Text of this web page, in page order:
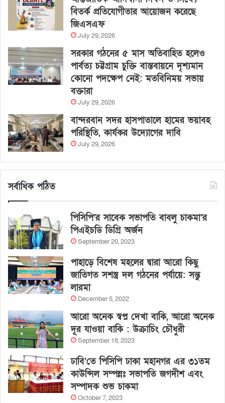
বিতর্ক প্রতিযোগীতার আয়োজন করেছে
জিএসএফ
July 29, 2026
সরকার গঠনের ৫ মাস অতিবাহিত হলেও
পার্বত্য চট্টগ্রাম চুক্তি বাস্তবায়নে দৃশ্যমান
কোনো পদক্ষেপ নেই: মতবিনিময় সভায়
বক্তারা
July 29, 2026
বান্দরবান সদর হাসপাতালে হামের ভয়াবহ
পরিস্থিতি, কার্যকর উদ্যোগের দাবি
July 29, 2026
সর্বাধিক পঠিত
পিসিপি’র সাবেক সভাপতি বাবলু চাকমা’র
পিএইচডি ডিগ্রি অর্জন
September 20, 2023
পাহাড়ে বিশেষ মহলের দ্বারা আরো কিছু
জাতিগত সশস্ত্র দল গঠনের পর্যায়ে: সন্তু
লারমা
December 5, 2022
আরো অনেক স্বপ্ন দেখা বাকি, আরো অনেক
দূর যাওয়া বাকি : উক্রাচিং চৌধুরী
September 18, 2023
ঢাবি’তে পিসিপি ঢাকা মহানগর এর ৩১তম
কাউন্সিল সম্পন্নঃ সভাপতি জগদীশ এবং
সম্পাদক শুভ চাকমা
October 7, 2023